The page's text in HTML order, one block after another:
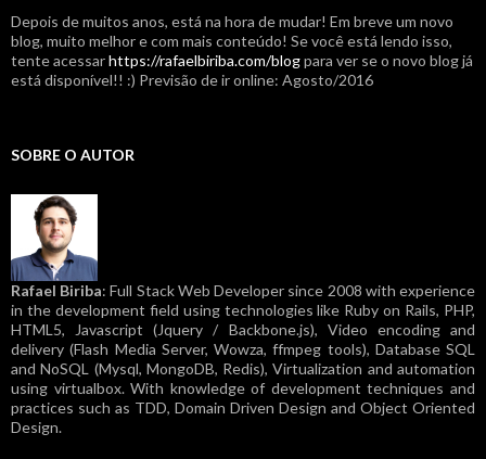
Depois de muitos anos, está na hora de mudar! Em breve um novo
blog, muito melhor e com mais conteúdo! Se você está lendo isso,
tente acessarhttps://rafaelbiriba.com/blogpara ver se o novo blog já
está disponível!! :) Previsão de ir online: Agosto/2016
SOBRE O AUTOR
Rafael Biriba: Full Stack Web Developer since 2008 with experience
in the development field using technologies like Ruby on Rails, PHP,
HTML5, Javascript (Jquery / Backbone.js), Video encoding and
delivery (Flash Media Server, Wowza, ffmpeg tools), Database SQL
and NoSQL (Mysql, MongoDB, Redis), Virtualization and automation
using virtualbox. With knowledge of development techniques and
practices such as TDD, Domain Driven Design and Object Oriented
Design.